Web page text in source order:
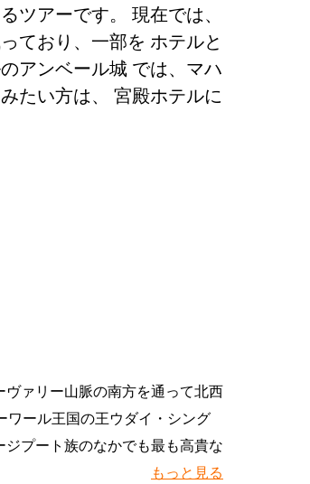
アーです。 現在では、
ており、一部を ホテルと
アンベール城 では、マハ
たい方は、 宮殿ホテルに
ァリー山脈の南方を通って北西
ワール王国の王ウダイ・シング
プート族のなかでも最も高貴な
もっと見る